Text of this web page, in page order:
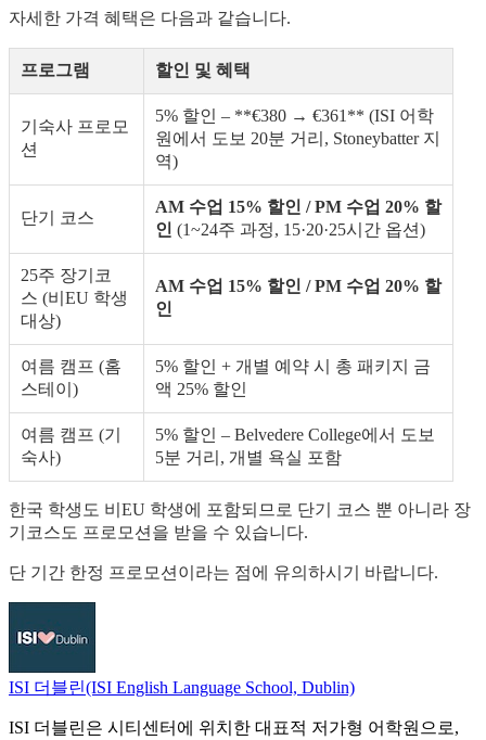
자세한 가격 혜택은 다음과 같습니다.
프로그램 할인 및 혜택
기숙사 프로모
션
5% 할인 – **€380 → €361** (ISI 어학
원에서 도보 20분 거리, Stoneybatter 지
역)
단기 코스
AM 수업 15% 할인 / PM 수업 20% 할
인 (1~24주 과정, 15·20·25시간 옵션)
25주 장기코
스 (비EU 학생
대상)
AM 수업 15% 할인 / PM 수업 20% 할
인
여름 캠프 (홈
스테이)
5% 할인 + 개별 예약 시 총 패키지 금
액 25% 할인
여름 캠프 (기
숙사)
5% 할인 – Belvedere College에서 도보
5분 거리, 개별 욕실 포함
한국 학생도 비EU 학생에 포함되므로 단기 코스 뿐 아니라 장
기코스도 프로모션을 받을 수 있습니다.
단 기간 한정 프로모션이라는 점에 유의하시기 바랍니다.
ISI 더블린(ISI English Language School, Dublin)
ISI 더블린은 시티센터에 위치한 대표적 저가형 어학원으로,